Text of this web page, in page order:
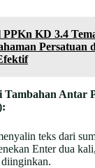
PPKn KD 3.4
Persatuan
Tambahan Antar
teks dari
Enter dua
diinginkan.